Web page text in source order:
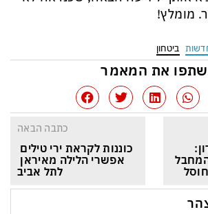
מומלץ!
ביטחון
שתפו את המאמר
המחבל
כתבה הבאה
כוננות לקראת ירי טילים
אפשרי הלילה מאיראן
לתל אביב